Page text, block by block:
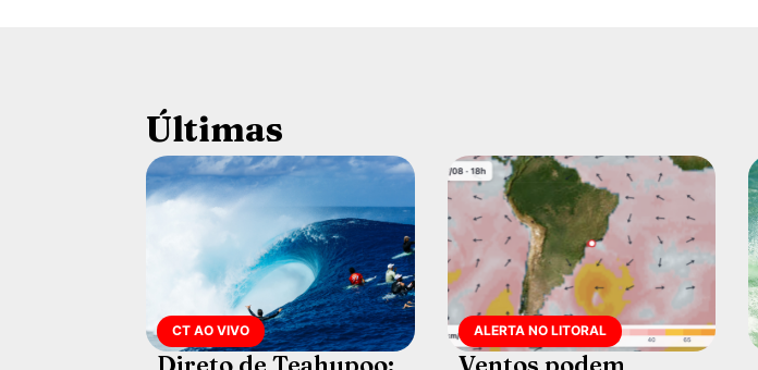
Últimas
CT AO VIVO ALERTA NO LITORAL